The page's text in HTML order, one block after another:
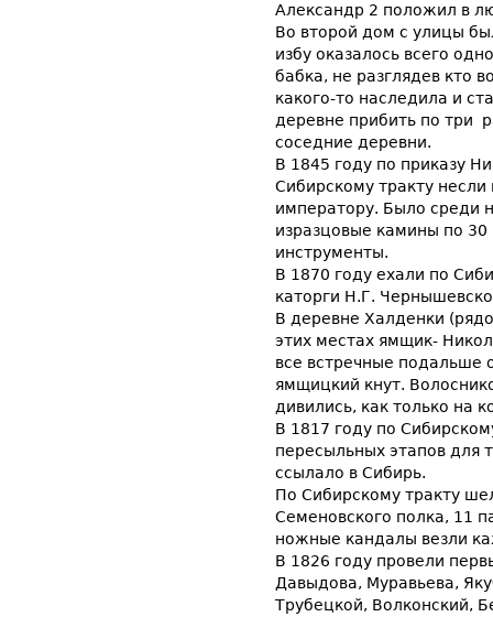
Александр 2 положил в
Во второй дом с улицы
избу оказалось всего
бабка, не разглядев кто
какого-то наследила и
деревне прибить по три
соседние деревни.
В 1845 году по приказу
Сибирскому тракту
императору. Было среди
изразцовые камины по
инструменты.
В 1870 году ехали по
каторги Н.Г.
В деревне Халденки
этих местах ямщик-
все встречные подальше
ямщицкий кнут.
дивились, как только на
В 1817 году по
пересыльных этапов для
ссылало в Сибирь.
По Сибирскому тракту
Семеновского полка, 11
ножные кандалы везли
В 1826 году провели
Давыдова, Муравьева,
Трубецкой, Волконский,